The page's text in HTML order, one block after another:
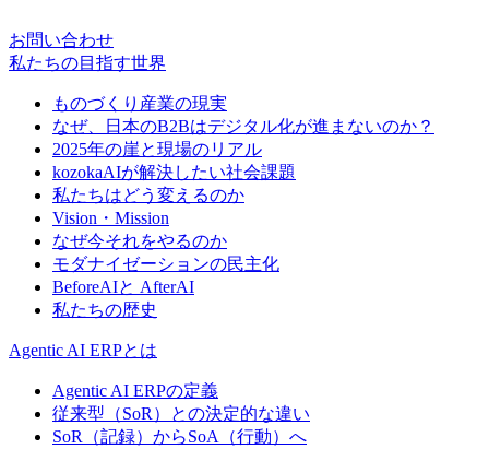
お問い合わせ
私たちの目指す世界
ものづくり産業の現実
なぜ、日本のB2Bはデジタル化が進まないのか？
2025年の崖と現場のリアル
kozokaAIが解決したい社会課題
私たちはどう変えるのか
Vision・Mission
なぜ今それをやるのか
モダナイゼーションの民主化
BeforeAIと AfterAI
私たちの歴史
Agentic AI ERPとは
Agentic AI ERPの定義
従来型（SoR）との決定的な違い
SoR（記録）からSoA（行動）へ